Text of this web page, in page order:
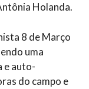
Holanda.
8 de Março
uma
e auto-
do campo e